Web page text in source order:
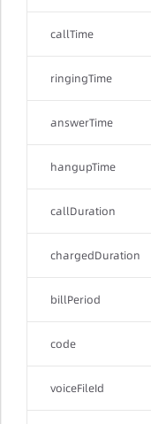
callTime
ringingTime
answerTime
hangupTime
callDuration
chargedDuration
billPeriod
code
voiceFileId